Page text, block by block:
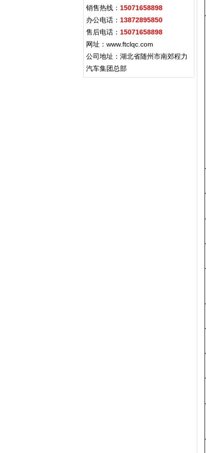
销售热线： 15071658898
办公电话： 13872895850
售后电话： 15071658898
网址：www.ftclqc.com
公司地址：湖北省随州市南郊程力
汽车集团总部